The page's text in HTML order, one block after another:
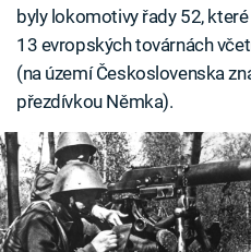
byly lokomotivy řady 52,
13 evropských továrnách
(na území Československa
přezdívkou Němka).